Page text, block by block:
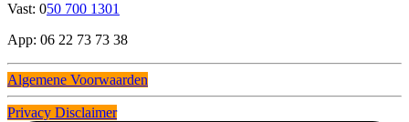
Vast: 050 700 1301
App: 06 22 73 73 38
Algemene Voorwaarden
Privacy Disclaimer